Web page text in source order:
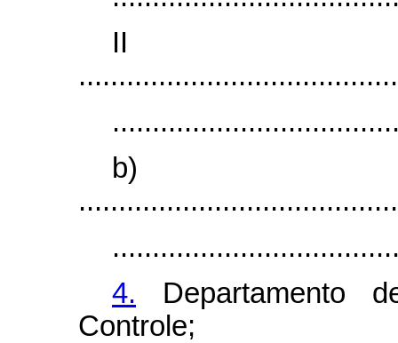
b)
4. Departamento
Controle;